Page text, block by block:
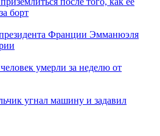
борт
Франции Эмманюэля
умерли за неделю от
угнал машину и задавил